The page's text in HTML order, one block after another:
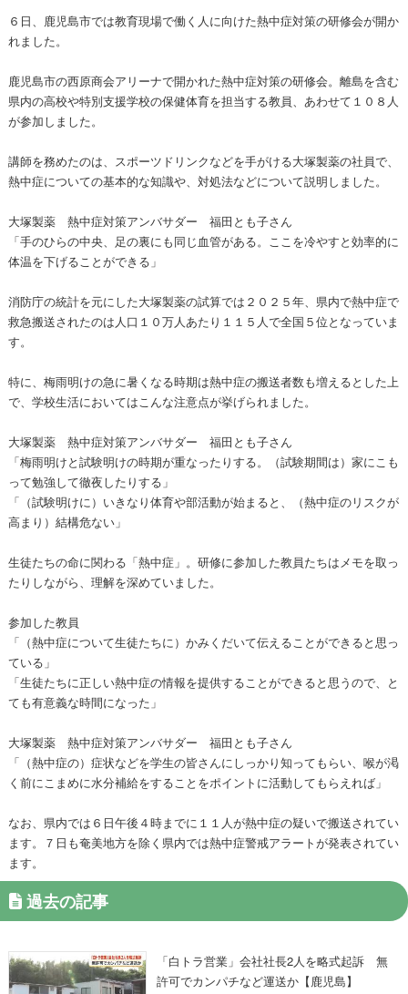
６日、鹿児島市では教育現場で働く人に向けた熱中症対策の研修会が開か
れました。
鹿児島市の西原商会アリーナで開かれた熱中症対策の研修会。離島を含む
県内の高校や特別支援学校の保健体育を担当する教員、あわせて１０８人
が参加しました。
講師を務めたのは、スポーツドリンクなどを手がける大塚製薬の社員で、
熱中症についての基本的な知識や、対処法などについて説明しました。
大塚製薬 熱中症対策アンバサダー 福田とも子さん
「手のひらの中央、足の裏にも同じ血管がある。ここを冷やすと効率的に
体温を下げることができる」
消防庁の統計を元にした大塚製薬の試算では２０２５年、県内で熱中症で
救急搬送されたのは人口１０万人あたり１１５人で全国５位となっていま
す。
特に、梅雨明けの急に暑くなる時期は熱中症の搬送者数も増えるとした上
で、学校生活においてはこんな注意点が挙げられました。
大塚製薬 熱中症対策アンバサダー 福田とも子さん
「梅雨明けと試験明けの時期が重なったりする。（試験期間は）家にこも
って勉強して徹夜したりする」
「（試験明けに）いきなり体育や部活動が始まると、（熱中症のリスクが
高まり）結構危ない」
生徒たちの命に関わる「熱中症」。研修に参加した教員たちはメモを取っ
たりしながら、理解を深めていました。
参加した教員
「（熱中症について生徒たちに）かみくだいて伝えることができると思っ
ている」
「生徒たちに正しい熱中症の情報を提供することができると思うので、と
ても有意義な時間になった」
大塚製薬 熱中症対策アンバサダー 福田とも子さん
「（熱中症の）症状などを学生の皆さんにしっかり知ってもらい、喉が渇
く前にこまめに水分補給をすることをポイントに活動してもらえれば」
なお、県内では６日午後４時までに１１人が熱中症の疑いで搬送されてい
ます。７日も奄美地方を除く県内では熱中症警戒アラートが発表されてい
ます。
過去の記事
「白トラ営業」会社社長2人を略式起訴 無
許可でカンパチなど運送か【鹿児島】